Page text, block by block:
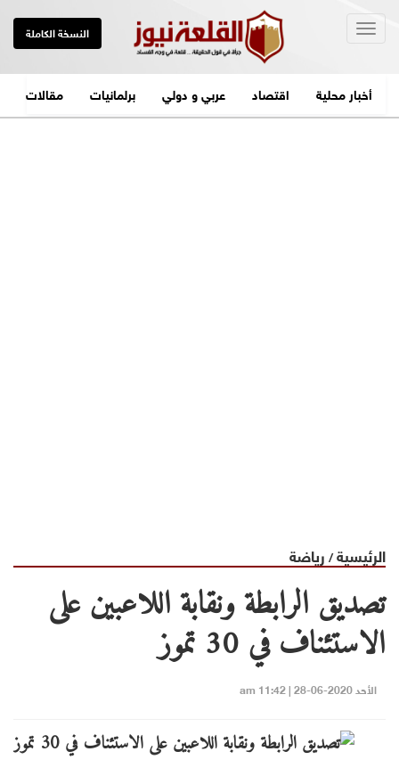
النسخة الكاملة
أخبار محلية اقتصاد عربي و دولي برلمانيات مقالات
الرئيسية/ رياضة
تصديق الرابطة ونقابة اللاعبين على
الاستئناف في 30 تموز
الأحد 2020-06-28 | 11:42 am